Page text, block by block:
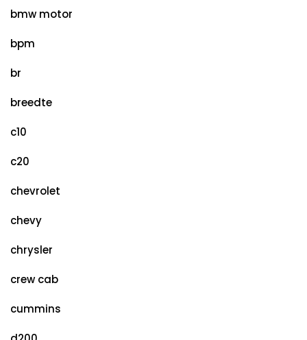
bmw motor
bpm
br
breedte
c10
c20
chevrolet
chevy
chrysler
crew cab
cummins